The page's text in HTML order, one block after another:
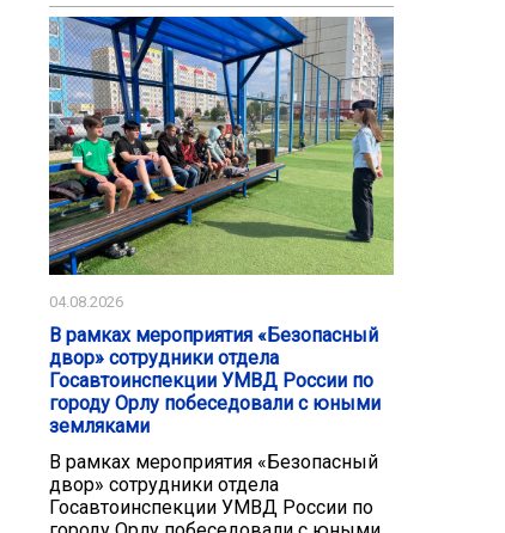
04.08.2026
В рамках мероприятия «Безопасный
двор» сотрудники отдела
Госавтоинспекции УМВД России по
городу Орлу побеседовали с юными
земляками
В рамках мероприятия «Безопасный
двор» сотрудники отдела
Госавтоинспекции УМВД России по